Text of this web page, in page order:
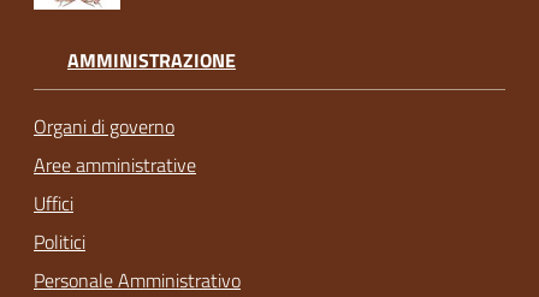
AMMINISTRAZIONE
Organi di governo
Aree amministrative
Uffici
Politici
Personale Amministrativo